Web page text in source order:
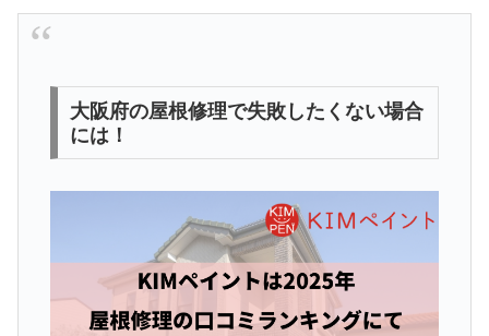
大阪府の屋根修理で失敗したくない場合
には！